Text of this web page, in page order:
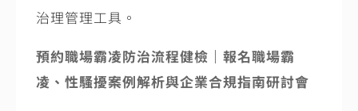
治理管理工具。
預約職場霸凌防治流程健檢 ｜ 報名職場霸
凌、性騷擾案例解析與企業合規指南研討會